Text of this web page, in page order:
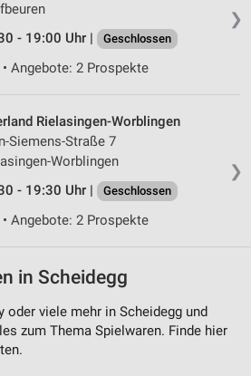
❯
- 19:00 Uhr |
Geschlossen
Angebote: 2 Prospekte
❯
Rielasingen-Worblingen
Siemens-Straße 7
Worblingen
- 19:30 Uhr |
Geschlossen
Angebote: 2 Prospekte
in Scheidegg
oder viele mehr in Scheidegg und
zum Thema Spielwaren. Finde hier